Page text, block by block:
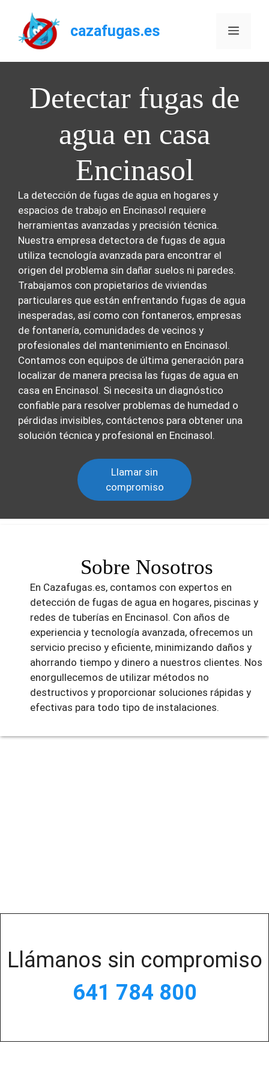
contenido
cazafugas.es Menú
Detectar fugas de
agua en casa
Encinasol
La detección de fugas de agua en hogares y
espacios de trabajo en Encinasol requiere
herramientas avanzadas y precisión técnica.
Nuestra empresa detectora de fugas de agua
utiliza tecnología avanzada para encontrar el
origen del problema sin dañar suelos ni paredes.
Trabajamos con propietarios de viviendas
particulares que están enfrentando fugas de agua
inesperadas, así como con fontaneros, empresas
de fontanería, comunidades de vecinos y
profesionales del mantenimiento en Encinasol.
Contamos con equipos de última generación para
localizar de manera precisa las fugas de agua en
casa en Encinasol. Si necesita un diagnóstico
confiable para resolver problemas de humedad o
pérdidas invisibles, contáctenos para obtener una
solución técnica y profesional en Encinasol.
Llamar sin
compromiso
Sobre Nosotros
En Cazafugas.es, contamos con expertos en
detección de fugas de agua en hogares, piscinas y
redes de tuberías en Encinasol. Con años de
experiencia y tecnología avanzada, ofrecemos un
servicio preciso y eficiente, minimizando daños y
ahorrando tiempo y dinero a nuestros clientes. Nos
enorgullecemos de utilizar métodos no
destructivos y proporcionar soluciones rápidas y
efectivas para todo tipo de instalaciones.
Llámanos sin compromiso
641 784 800